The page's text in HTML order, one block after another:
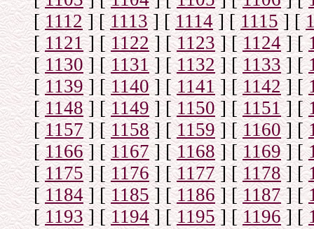
[1112] [1113] [1114] [1115] [
[1121] [1122] [1123] [1124] [
[1130] [1131] [1132] [1133] [
[1139] [1140] [1141] [1142] [
[1148] [1149] [1150] [1151] [
[1157] [1158] [1159] [1160] [
[1166] [1167] [1168] [1169] [
[1175] [1176] [1177] [1178] [
[1184] [1185] [1186] [1187] [
[1193] [1194] [1195] [1196] [